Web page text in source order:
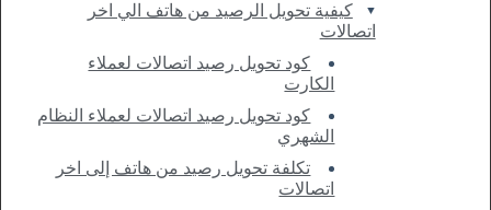
كيفية تحويل الرصيد من هاتف الي اخر
اتصالات
كود تحويل رصيد اتصالات لعملاء
الكارت
كود تحويل رصيد اتصالات لعملاء النظام
الشهري
تكلفة تحويل رصيد من هاتف إلى اخر
اتصالات